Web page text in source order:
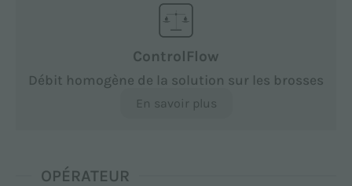
ControlFlow
Débit homogène de la solution sur les brosses
En savoir plus
OPÉRATEUR